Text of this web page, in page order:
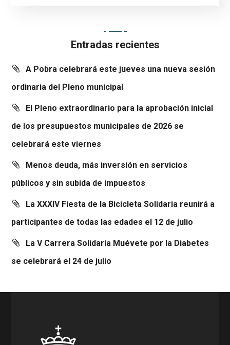
Entradas recientes
A Pobra celebrará este jueves una nueva sesión
ordinaria del Pleno municipal
El Pleno extraordinario para la aprobación inicial
de los presupuestos municipales de 2026 se
celebrará este viernes
Menos deuda, más inversión en servicios
públicos y sin subida de impuestos
La XXXIV Fiesta de la Bicicleta Solidaria reunirá a
participantes de todas las edades el 12 de julio
La V Carrera Solidaria Muévete por la Diabetes
se celebrará el 24 de julio